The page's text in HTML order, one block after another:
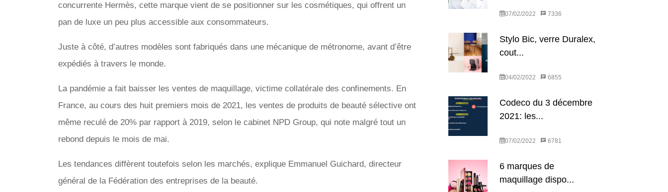
concurrente Hermès, cette marque vient de se positionner sur les cosmétiques, qui offrent un
pan de luxe un peu plus accessible aux consommateurs.
Juste à côté, d’autres modèles sont fabriqués dans une mécanique de métronome, avant d’être
expédiés à travers le monde.
La pandémie a fait baisser les ventes de maquillage, victime collatérale des confinements. En
France, au cours des huit premiers mois de 2021, les ventes de produits de beauté sélective ont
même reculé de 20% par rapport à 2019, selon le cabinet NPD Group, qui note malgré tout un
rebond depuis le mois de mai.
Les tendances diffèrent toutefois selon les marchés, explique Emmanuel Guichard, directeur
général de la Fédération des entreprises de la beauté.
07/02/2022 7336
Stylo Bic, verre Duralex,
cout...
04/02/2022 6855
Codeco du 3 décembre
2021: les...
07/02/2022 6781
6 marques de
maquillage dispo...